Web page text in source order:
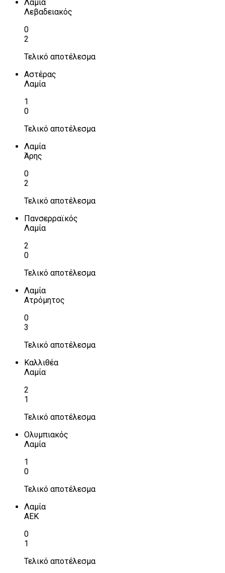
Λαμία
Λεβαδειακός
0
2
Τελικό αποτέλεσμα
Αστέρας
Λαμία
1
0
Τελικό αποτέλεσμα
Λαμία
Άρης
0
2
Τελικό αποτέλεσμα
Πανσερραϊκός
Λαμία
2
0
Τελικό αποτέλεσμα
Λαμία
Ατρόμητος
0
3
Τελικό αποτέλεσμα
Καλλιθέα
Λαμία
2
1
Τελικό αποτέλεσμα
Ολυμπιακός
Λαμία
1
0
Τελικό αποτέλεσμα
Λαμία
ΑΕΚ
0
1
Τελικό αποτέλεσμα